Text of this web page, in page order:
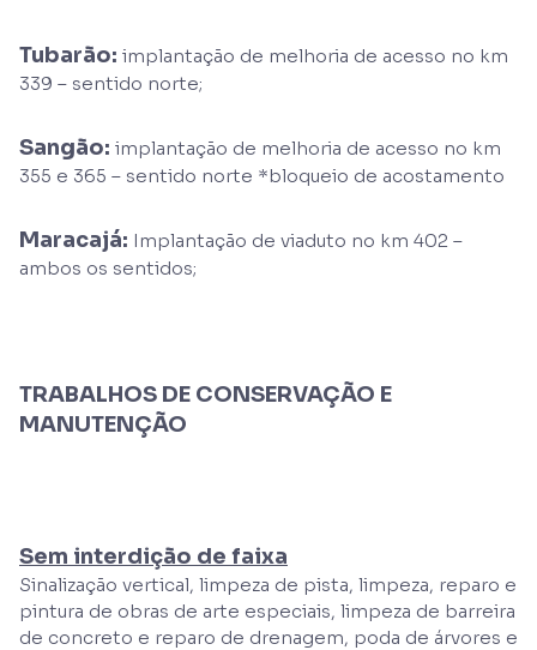
Tubarão: implantação de melhoria de acesso no km
339 – sentido norte;
Sangão: implantação de melhoria de acesso no km
355 e 365 – sentido norte *bloqueio de acostamento
Maracajá: Implantação de viaduto no km 402 –
ambos os sentidos;
TRABALHOS DE CONSERVAÇÃO E
MANUTENÇÃO
Sem interdição de faixa
Sinalização vertical, limpeza de pista, limpeza, reparo e
pintura de obras de arte especiais, limpeza de barreira
de concreto e reparo de drenagem, poda de árvores e